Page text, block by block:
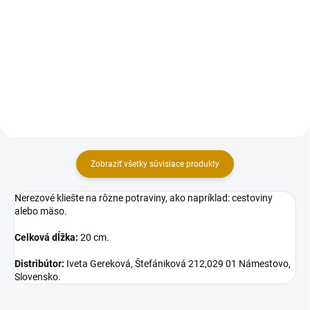
Zobraziť všetky súvisiace produkty
Nerezové kliešte na rôzne potraviny, ako napríklad: cestoviny
alebo mäso.
Celková dĺžka: 20 cm.
Distribútor: Iveta Gereková, Štefániková 212,029 01 Námestovo,
Slovensko.